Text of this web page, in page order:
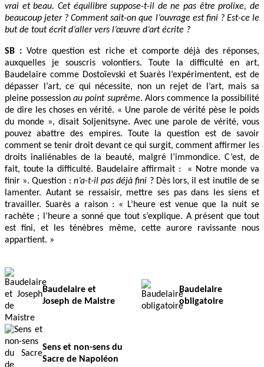
vrai et beau. Cet équilibre suppose-t-il de ne pas être prolixe, de
beaucoup jeter ? Comment sait-on que l’ouvrage est fini ? Est-ce le
but de tout écrit d’aller vers l’œuvre d’art écrite ?
SB : Votre question est riche et comporte déjà des réponses,
auxquelles je souscris volontiers. Toute la difficulté en art,
Baudelaire comme Dostoïevski et Suarès l’expérimentent, est de
dépasser l’art, ce qui nécessite, non un rejet de l’art, mais sa
pleine possessionau point suprême. Alors commence la possibilité
de dire les choses en vérité. « Une parole de vérité pèse le poids
du monde », disait Soljenitsyne. Avec une parole de vérité, vous
pouvez abattre des empires. Toute la question est de savoir
comment se tenir droit devant ce qui surgit, comment affirmer les
droits inaliénables de la beauté, malgré l’immondice. C’est, de
fait, toute la difficulté. Baudelaire affirmait : « Notre monde va
finir ». Question : n’a-t-il pas déjà fini ? Dès lors, il est inutile de se
lamenter. Autant se ressaisir, mettre ses pas dans les siens et
travailler. Suarès a raison : « L’heure est venue que la nuit se
rachète ; l’heure a sonné que tout s’explique. A présent que tout
est fini, et les ténèbres même, cette aurore ravissante nous
appartient. »
Baudelaire et
Joseph de Maistre
Baudelaire
obligatoire
Sens et non-sens du
Sacre de Napoléon